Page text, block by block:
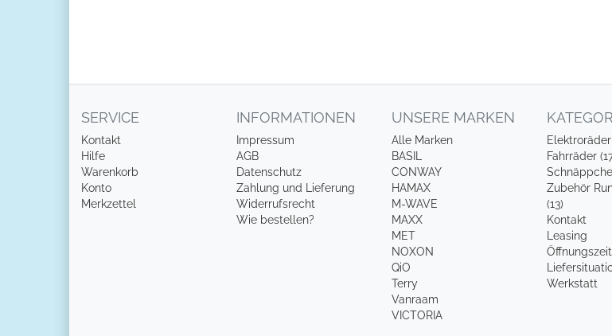
SERVICE
Kontakt
Hilfe
Warenkorb
Konto
Merkzettel
INFORMATIONEN
Impressum
AGB
Datenschutz
Zahlung und Lieferung
Widerrufsrecht
Wie bestellen?
UNSERE MARKEN
Alle Marken
BASIL
CONWAY
HAMAX
M-WAVE
MAXX
MET
NOXON
QiO
Terry
Vanraam
VICTORIA
Elektroräder
Fahrräder
Zubehör
(13)
Kontakt
Leasing
Werkstatt